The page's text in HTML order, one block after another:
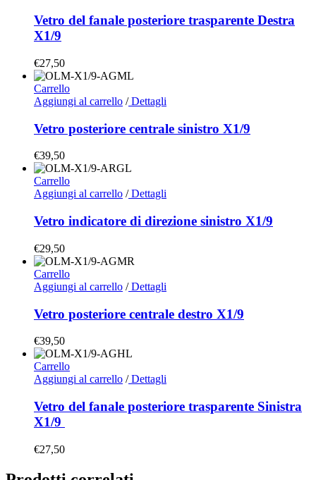
Vetro del fanale posteriore trasparente Destra
X1/9
€27,50
Carrello
Aggiungi al carrello /Dettagli
Vetro posteriore centrale sinistro X1/9
€39,50
Carrello
Aggiungi al carrello /Dettagli
Vetro indicatore di direzione sinistro X1/9
€29,50
Carrello
Aggiungi al carrello /Dettagli
Vetro posteriore centrale destro X1/9
€39,50
Carrello
Aggiungi al carrello /Dettagli
Vetro del fanale posteriore trasparente Sinistra
X1/9
€27,50